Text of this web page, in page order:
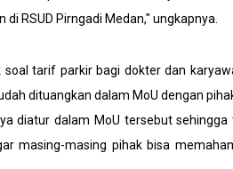
RSUD Pirngadi Medan," ungkapnya.
tarif parkir bagi dokter dan
dituangkan dalam MoU dengan
diatur dalam MoU tersebut sehingga
masing-masing pihak bisa